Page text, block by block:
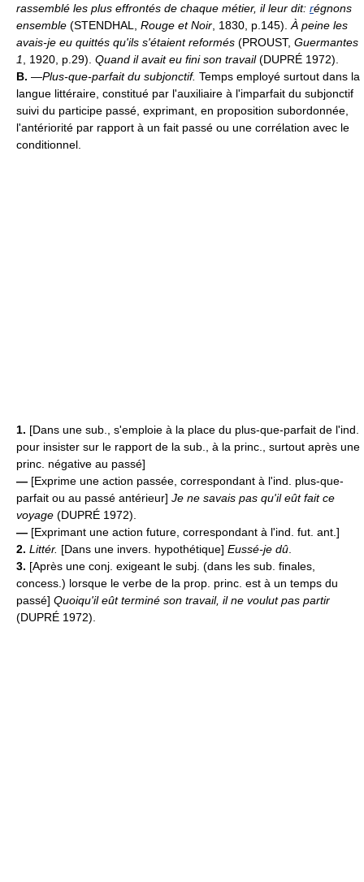
rassemblé les plus effrontés de chaque métier, il leur dit: régnons
ensemble (STENDHAL, Rouge et Noir , 1830, p.145). À peine les
avais-je eu quittés qu'ils s'étaient reformés (PROUST, Guermantes
1
, 1920, p.29). Quand il avait eu fini son travail(DUPRÉ 1972).
B. —Plus-que-parfait du subjonctif. Temps employé surtout dans la
langue littéraire, constitué par l'auxiliaire à l'imparfait du subjonctif
suivi du participe passé, exprimant, en proposition subordonnée,
l'antériorité par rapport à un fait passé ou une corrélation avec le
conditionnel.
1. [Dans une sub., s'emploie à la place du plus-que-parfait de l'ind.
pour insister sur le rapport de la sub., à la princ., surtout après une
princ. négative au passé]
— [Exprime une action passée, correspondant à l'ind. plus-que-
parfait ou au passé antérieur] Je ne savais pas qu'il eût fait ce
voyage (DUPRÉ 1972).
— [Exprimant une action future, correspondant à l'ind. fut. ant.]
2. Littér. [Dans une invers. hypothétique] Eussé-je dû
3. [Après une conj. exigeant le subj. (dans les sub. finales,
concess.) lorsque le verbe de la prop. princ. est à un temps du
passé] Quoiqu'il eût terminé son travail, il ne voulut pas partir
(DUPRÉ 1972).